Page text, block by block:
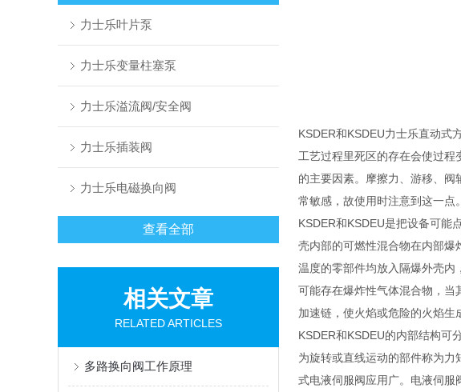
力士乐叶片泵
力士乐变量柱塞泵
力士乐溢流阀/安全阀
力士乐插装阀
力士乐电磁换向阀
查看全部
相关文章
RELATED ARTICLES
多路换向阀工作原理
KSDER和KSDEU力士乐直动式
工艺过程里死区的存在会使过
的主要因素。摩擦力、游移、
常敏感，故使用时注意到这一点
KSDER和KSDEU是把设备可能
壳内部的可燃性混合物在内部
温度的零部件均放入隔爆外壳内
可能存在爆炸性气体混合物，当
加速链，使火焰或危险的火焰生
KSDER和KSDEU的内部结构可
为旋转或直线运动的部件称为
式电液伺服阀应用广。电液伺